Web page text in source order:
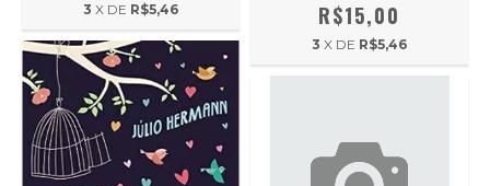
3 X DE R$5,46 R$15,00
3 X DE R$5,46